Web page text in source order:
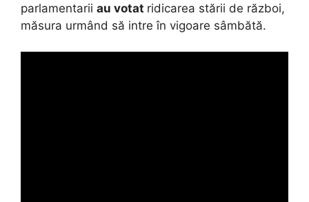
parlamentarii au votat ridicarea stării de război,
măsura urmând să intre în vigoare sâmbătă.